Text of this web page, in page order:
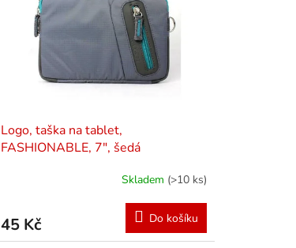
Logo, taška na tablet,
FASHIONABLE, 7", šedá
Skladem (>10 ks)
45 Kč Do košíku